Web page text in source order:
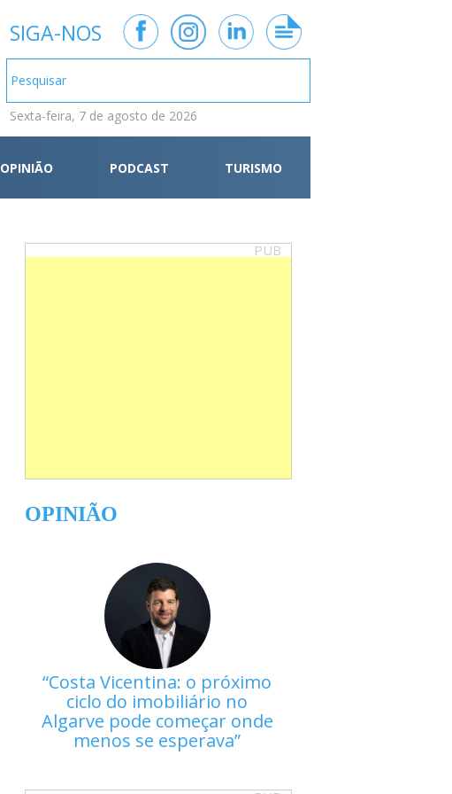
SIGA-NOS
Sexta-feira, 7 de agosto de 2026
OPINIÃO PODCAST TURISMO
PUB
OPINIÃO
Costa Vicentina: o próximo
ciclo do imobiliário no
Algarve pode começar onde
menos se esperava